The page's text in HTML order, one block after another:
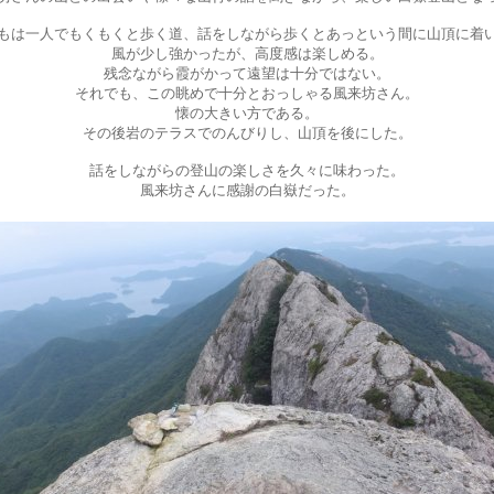
は一人でもくもくと歩く道、話をしながら歩くとあっという間に山頂に着
風が少し強かったが、高度感は楽しめる。
残念ながら霞がかって遠望は十分ではない。
それでも、この眺めで十分とおっしゃる風来坊さん。
懐の大きい方である。
その後岩のテラスでのんびりし、山頂を後にした。
話をしながらの登山の楽しさを久々に味わった。
風来坊さんに感謝の白嶽だった。